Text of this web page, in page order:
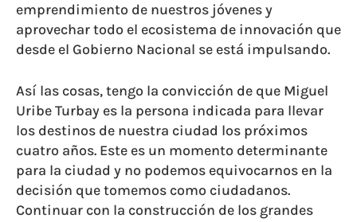
emprendimiento de nuestros jóvenes y
aprovechar todo el ecosistema de innovación que
desde el Gobierno Nacional se está impulsando.
Así las cosas, tengo la convicción de que Miguel
Uribe Turbay es la persona indicada para llevar
los destinos de nuestra ciudad los próximos
cuatro años. Este es un momento determinante
para la ciudad y no podemos equivocarnos en la
decisión que tomemos como ciudadanos.
Continuar con la construcción de los grandes